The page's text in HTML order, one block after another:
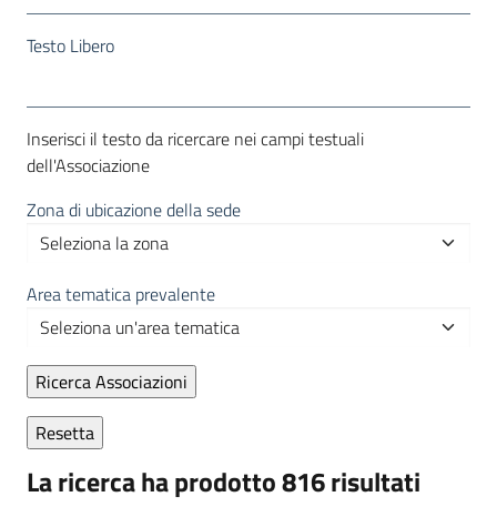
Testo Libero
Inserisci il testo da ricercare nei campi testuali
dell'Associazione
Zona di ubicazione della sede
Area tematica prevalente
La ricerca ha prodotto 816 risultati